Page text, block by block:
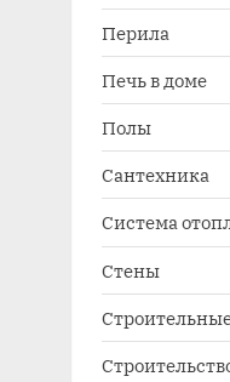
Перила
Печь в доме
Полы
Сантехника
Система
Стены